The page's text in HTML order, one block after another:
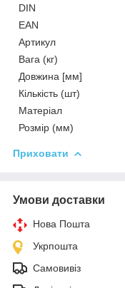
DIN
EAN
Артикул
Вага (кг)
Довжина [мм]
Кількість (шт)
Матеріал
Розмір (мм)
Приховати
Умови доставки
Нова Пошта
Укрпошта
Самовивіз